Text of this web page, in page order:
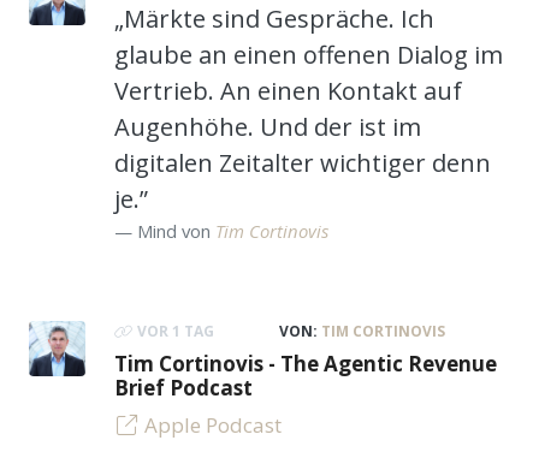
„Märkte sind Gespräche. Ich
glaube an einen offenen Dialog im
Vertrieb. An einen Kontakt auf
Augenhöhe. Und der ist im
digitalen Zeitalter wichtiger denn
je.”
Mind von Tim Cortinovis
VOR 1 TAG VON: TIM CORTINOVIS
Tim Cortinovis - The Agentic Revenue
Brief Podcast
Apple Podcast